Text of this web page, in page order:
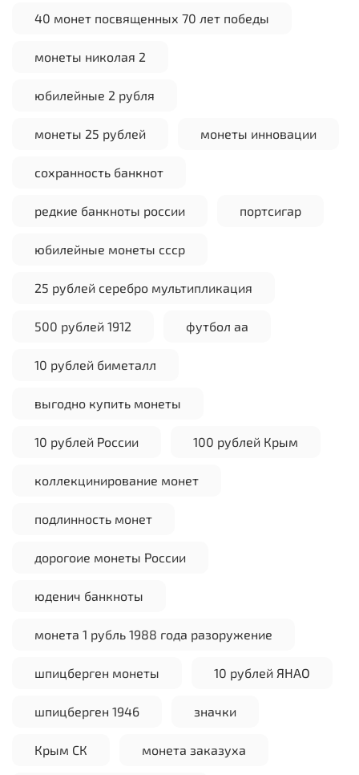
40 монет посвященных 70 лет победы
монеты николая 2
юбилейные 2 рубля
монеты 25 рублей монеты инновации
сохранность банкнот
редкие банкноты россии портсигар
юбилейные монеты ссср
25 рублей серебро мультипликация
500 рублей 1912 футбол аа
10 рублей биметалл
выгодно купить монеты
10 рублей России 100 рублей Крым
коллекцинирование монет
подлинность монет
дорогоие монеты России
юденич банкноты
монета 1 рубль 1988 года разоружение
шпицберген монеты 10 рублей ЯНАО
шпицберген 1946 значки
Крым СК монета заказуха